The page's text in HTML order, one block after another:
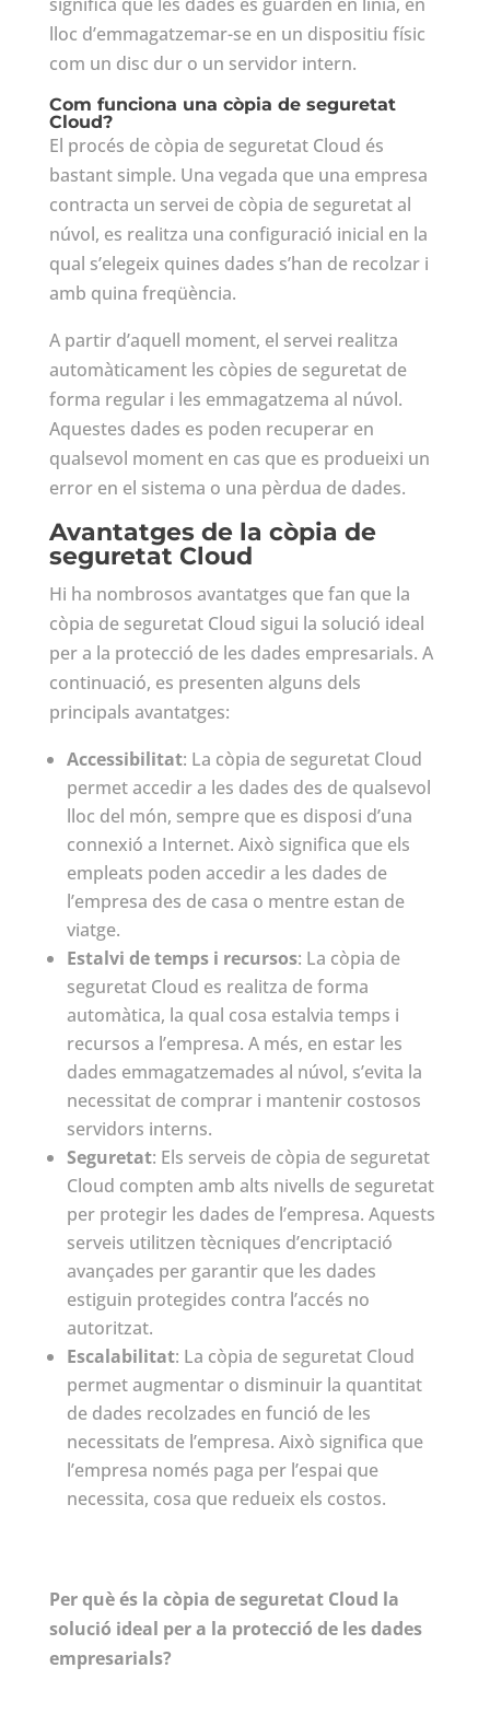
lloc d’emmagatzemar-se en un dispositiu físic
com un disc dur o un servidor intern.
Com funciona una còpia de seguretat
Cloud?
El procés de còpia de seguretat Cloud és
bastant simple. Una vegada que una empresa
contracta un servei de còpia de seguretat al
núvol, es realitza una configuració inicial en la
qual s’elegeix quines dades s’han de recolzar i
amb quina freqüència.
A partir d’aquell moment, el servei realitza
automàticament les còpies de seguretat de
forma regular i les emmagatzema al núvol.
Aquestes dades es poden recuperar en
qualsevol moment en cas que es produeixi un
error en el sistema o una pèrdua de dades.
Avantatges de la còpia de
seguretat Cloud
Hi ha nombrosos avantatges que fan que la
còpia de seguretat Cloud sigui la solució ideal
per a la protecció de les dades empresarials. A
continuació, es presenten alguns dels
principals avantatges:
Accessibilitat: La còpia de seguretat Cloud
permet accedir a les dades des de qualsevol
lloc del món, sempre que es disposi d’una
connexió a Internet. Això significa que els
empleats poden accedir a les dades de
l’empresa des de casa o mentre estan de
viatge.
Estalvi de temps i recursos: La còpia de
seguretat Cloud es realitza de forma
automàtica, la qual cosa estalvia temps i
recursos a l’empresa. A més, en estar les
dades emmagatzemades al núvol, s’evita la
necessitat de comprar i mantenir costosos
servidors interns.
Seguretat: Els serveis de còpia de seguretat
Cloud compten amb alts nivells de seguretat
per protegir les dades de l’empresa. Aquests
serveis utilitzen tècniques d’encriptació
avançades per garantir que les dades
estiguin protegides contra l’accés no
autoritzat.
Escalabilitat: La còpia de seguretat Cloud
permet augmentar o disminuir la quantitat
de dades recolzades en funció de les
necessitats de l’empresa. Això significa que
l’empresa només paga per l’espai que
necessita, cosa que redueix els costos.
Per què és la còpia de seguretat Cloud la
solució ideal per a la protecció de les dades
empresarials?